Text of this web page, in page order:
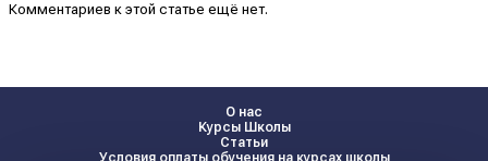
Комментариев к этой статье ещё нет.
О нас
Курсы Школы
Статьи
Условия оплаты обучения на курсах школы